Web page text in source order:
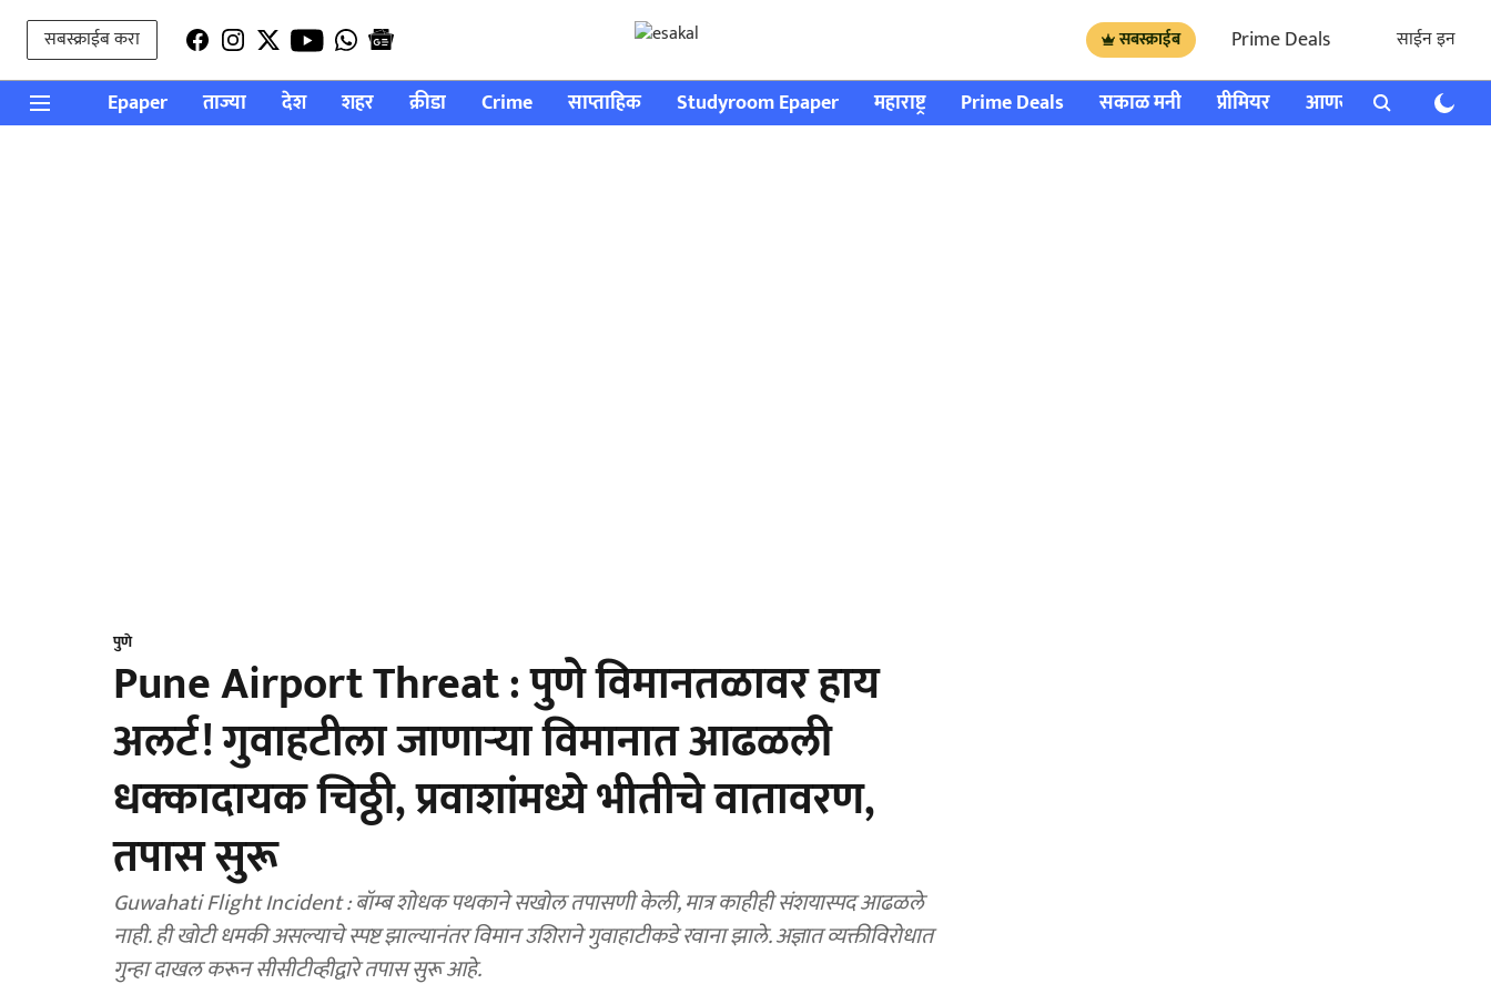
सबस्क्राईब करा सबस्क्राईब Prime Deals साईन इन
Epaper ताज्या देश शहर क्रीडा Crime साप्ताहिक Studyroom Epaper महाराष्ट्र Prime Deals सकाळ मनी प्रीमियर आणखी राशी भविष्य
पुणे
Pune Airport Threat : पुणे विमानतळावर हाय
अलर्ट! गुवाहटीला जाणाऱ्या विमानात आढळली
धक्कादायक चिठ्ठी, प्रवाशांमध्ये भीतीचे वातावरण,
तपास सुरू
Guwahati Flight Incident : बॉम्ब शोधक पथकाने सखोल तपासणी केली, मात्र काहीही संशयास्पद आढळले
नाही. ही खोटी धमकी असल्याचे स्पष्ट झाल्यानंतर विमान उशिराने गुवाहाटीकडे रवाना झाले. अज्ञात व्यक्तीविरोधात
गुन्हा दाखल करून सीसीटीव्हीद्वारे तपास सुरू आहे.